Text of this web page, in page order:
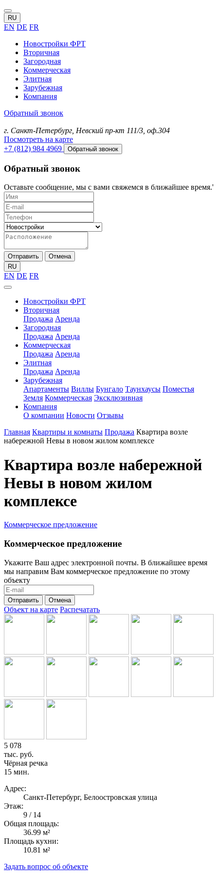
RU
EN DE FR
Новостройки ФРТ
Вторичная
Загородная
Коммерческая
Элитная
Зарубежная
Компания
Обратный звонок
г. Санкт-Петербург, Невский пр-кт 111/3, оф.304
Посмотреть на карте
+7 (812) 984 4969
Обратный звонок
Обратный звонок
Оставьте сообщение, мы с вами свяжемся в ближайшее время.'
Отправить
Отмена
RU
EN DE FR
Новостройки ФРТ
Вторичная
Продажа Аренда
Загородная
Продажа Аренда
Коммерческая
Продажа Аренда
Элитная
Продажа Аренда
Зарубежная
Апартаменты Виллы Бунгало Таунхаусы Поместья
Земля Коммерческая Эксклюзивная
Компания
О компании Новости Отзывы
Главная Квартиры и комнаты Продажа Квартира возле
набережной Невы в новом жилом комплексе
Квартира возле набережной
Невы в новом жилом
комплексе
Коммерческое предложение
Коммерческое предложение
Укажите Ваш адрес электронной почты. В ближайшее время
мы направим Вам коммерческое предложение по этому
объекту
Отправить Отмена
Объект на карте Распечатать
5 078
тыс. руб.
Чёрная речка
15 мин.
Адрес:
Санкт-Петербург, Белоостровская улица
Этаж:
9 / 14
Общая площадь:
36.99 м²
Площадь кухни:
10.81 м²
Задать вопрос об объекте